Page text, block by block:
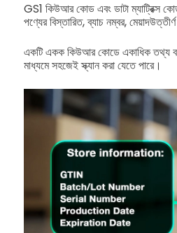
GS1 কিউআর কোড এবং ডাটা ম্যাট্রিক্স
পণ্যের বিস্তারিত, ব্যাচ নম্বর,
একটি একক কিউআর কোডে একাধিক তথ্য বহন
মাধ্যমে সহজেই স্ক্যান করা যেতে পারে।